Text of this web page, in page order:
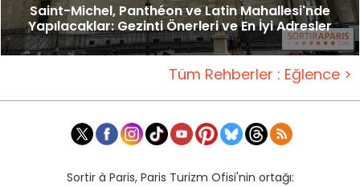
Saint-Michel, Panthéon ve Latin Mahallesi'nde
Yapılacaklar: Gezinti Önerleri ve En İyi Adresler
Tüm Rehberler : Eğlence >
Sortir à Paris, Paris Turizm Ofisi'nin ortağı: